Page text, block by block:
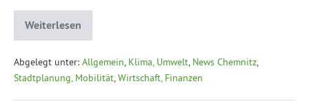
Weiterlesen
Abgelegt unter: Allgemein, Klima, Umwelt, News Chemnitz,
Stadtplanung, Mobilität,Wirtschaft, Finanzen